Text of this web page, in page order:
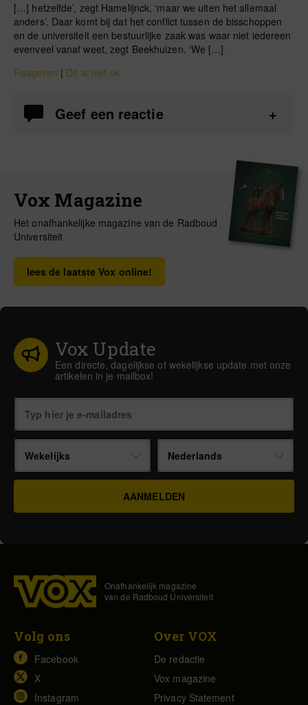
[…] hetzelfde’, zegt Hamelijnck, ‘maar we uiten het allemaal
anders’. Daar komt bij dat het conflict tussen de bisschoppen
en de universiteit een bestuurlijke zaak was waar niet iedereen
evenveel vanaf weet, zegt Beekhuizen. ‘We […]
Reageren | Dit is niet ok
Geef een reactie
Vox Magazine
Het onafhankelijke magazine van de Radboud
Universiteit
lees de laatste Vox online!
Vox Update
Een directe, dagelijkse of wekelijkse update met onze
artikelen in je mailbox!
Wekelijks Nederlands
Onafhankelijk magazine
van de Radboud Universiteit
Volg ons
Facebook
X
Instagram
Over VOX
De redactie
Vox magazine
Privacy Statement